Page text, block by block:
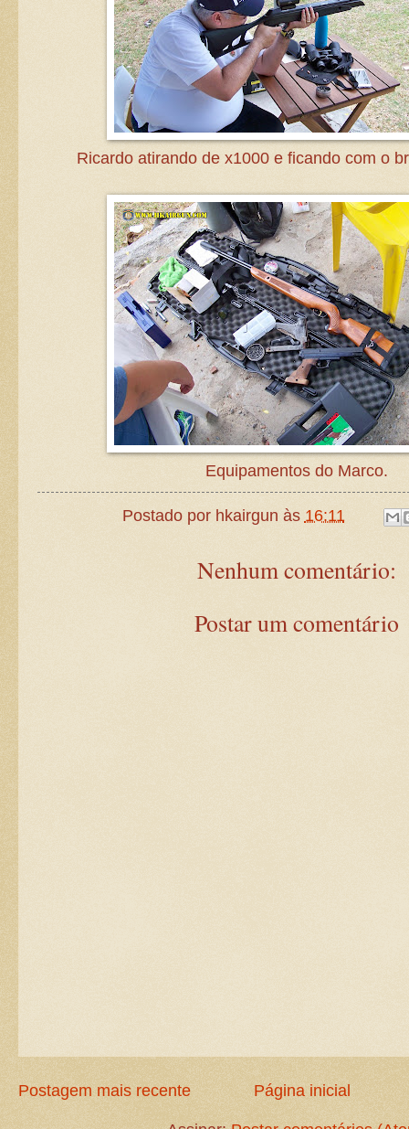
Ricardo atirando de x1000 e ficando com o
Equipamentos do Marco.
Postado por hkairgun às 16:11
Nenhum comentário:
Postar um comentário
Postagem mais recente Página inicial